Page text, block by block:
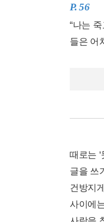
P. 56
“나는
들은 어
때로는
글을 쓰
건방지
사이에